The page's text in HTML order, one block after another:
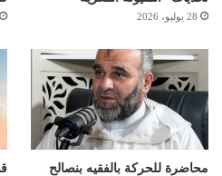
28 يوليو، 2026
محاضرة للحركة بالفقيه بنصالح